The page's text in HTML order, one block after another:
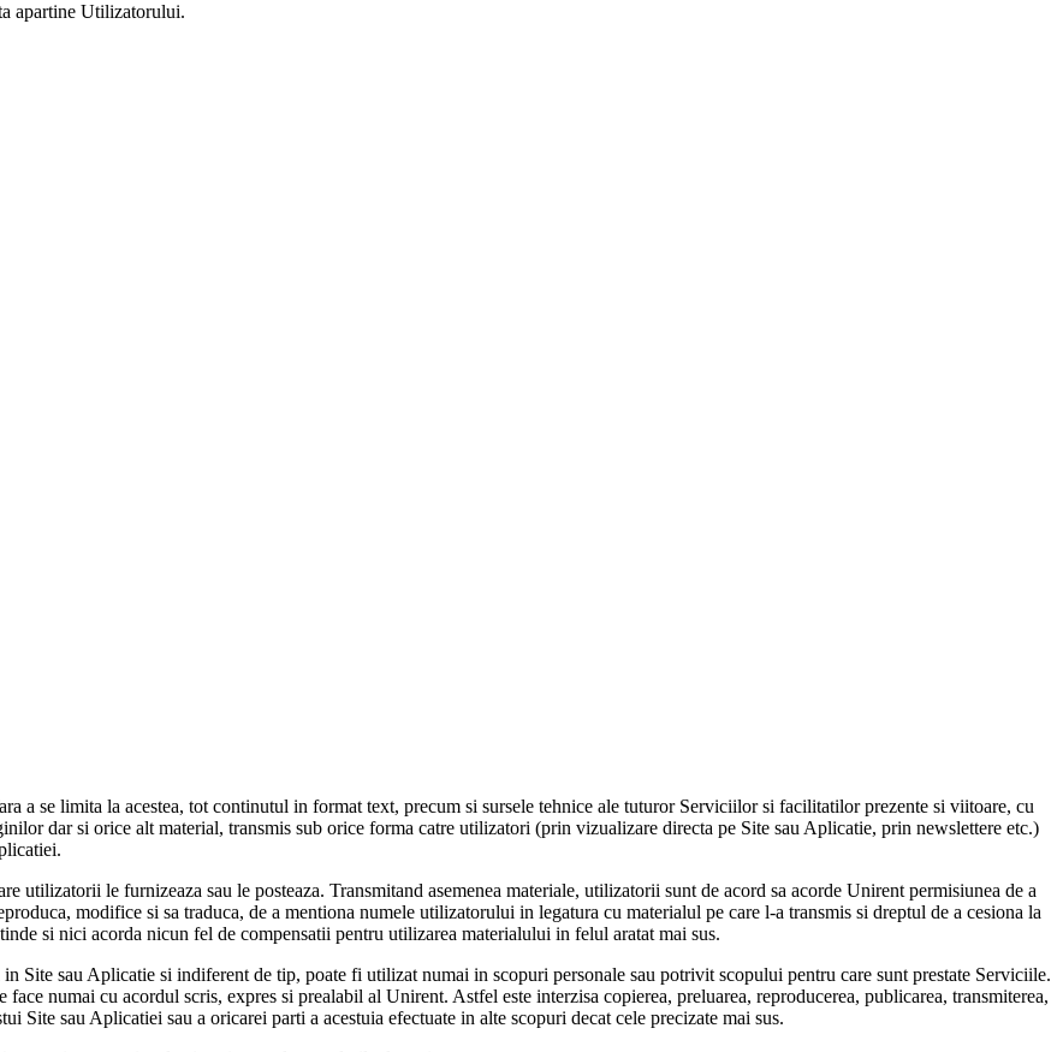
apartine Utilizatorului.
a se limita la acestea, tot continutul in format text, precum si sursele tehnice ale tuturor Serviciilor si facilitatilor prezente si viitoare, cu
dar si orice alt material, transmis sub orice forma catre utilizatori (prin vizualizare directa pe Site sau Aplicatie, prin newslettere etc.)
utilizatorii le furnizeaza sau le posteaza. Transmitand asemenea materiale, utilizatorii sunt de acord sa acorde Unirent permisiunea de a
modifice si sa traduca, de a mentiona numele utilizatorului in legatura cu materialul pe care l-a transmis si dreptul de a cesiona la
si nici acorda nicun fel de compensatii pentru utilizarea materialului in felul aratat mai sus.
Site sau Aplicatie si indiferent de tip, poate fi utilizat numai in scopuri personale sau potrivit scopului pentru care sunt prestate Serviciile.
numai cu acordul scris, expres si prealabil al Unirent. Astfel este interzisa copierea, preluarea, reproducerea, publicarea, transmiterea,
Site sau Aplicatiei sau a oricarei parti a acestuia efectuate in alte scopuri decat cele precizate mai sus.